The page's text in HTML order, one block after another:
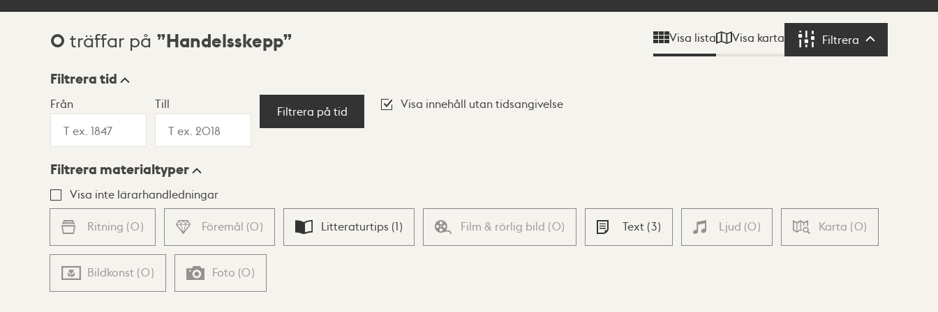
Sökresultat
0 träffar på Handelsskepp Visa lista Visa karta Filtrera Filtrera
Visningsläge
Lista Karta
Filtrera tid
Från Till
Filtrera på tid
Visa innehåll utan tidsangivelse
Filtrera materialtyper
Visa inte lärarhandledningar
Ritning (0) Föremål (0) Litteraturtips (1) Film & rörlig bild (0) Text (3) Ljud (0) Karta (0)
Bildkonst (0) Foto (0)